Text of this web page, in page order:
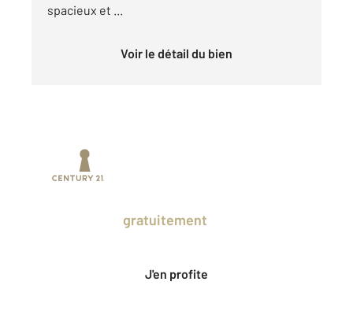
spacieux et ...
Voir le détail du bien
gratuitement
J'en profite